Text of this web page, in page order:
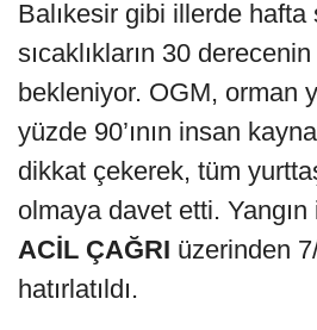
Balıkesir gibi illerde
sıcaklıkların 30
bekleniyor. OGM, orman
yüzde 90’ının insan
dikkat çekerek, tüm
olmaya davet etti. Yangın
ACİL ÇAĞRI üzerinden
hatırlatıldı.